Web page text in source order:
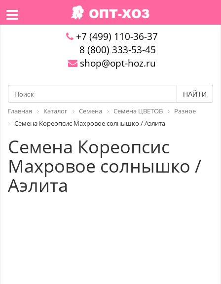
+7 (499) 110-36-37
8 (800) 333-53-45
shop@opt-hoz.ru
НАЙТИ
Главная Каталог Семена Семена ЦВЕТОВ
Разное
Семена Кореопсис Махровое солнышко / Аэлита
Семена Кореопсис
Махровое солнышко /
Аэлита